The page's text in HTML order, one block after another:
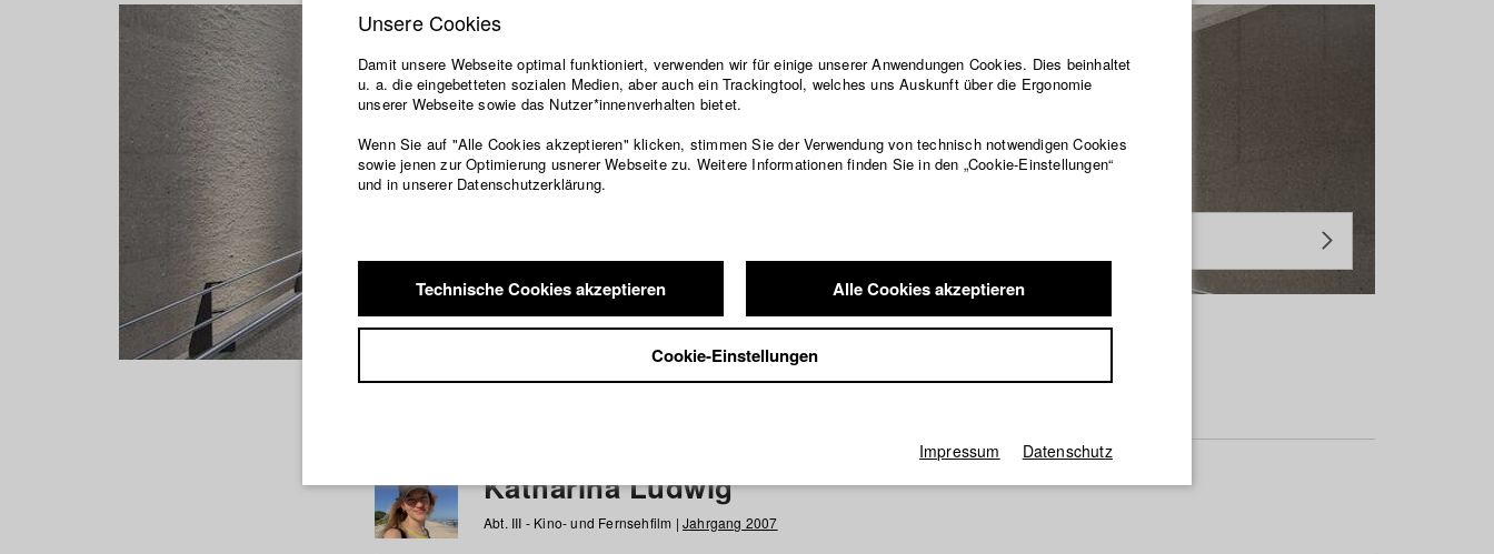
Studierende / Alumni
a b c d e f g h i j k l m n o p q r s t u v w x y z Alle
Katharina Ludwig
Abt. III - Kino- und Fernsehfilm | Jahrgang 2007
Unsere Cookies
Damit unsere Webseite optimal funktioniert, verwenden wir für einige unserer Anwendungen Cookies. Dies beinhaltet
u. a. die eingebetteten sozialen Medien, aber auch ein Trackingtool, welches uns Auskunft über die Ergonomie
unserer Webseite sowie das Nutzer*innenverhalten bietet.
Wenn Sie auf "Alle Cookies akzeptieren" klicken, stimmen Sie der Verwendung von technisch notwendigen Cookies
sowie jenen zur Optimierung usnerer Webseite zu. Weitere Informationen finden Sie in den „Cookie-Einstellungen“
und in unserer Datenschutzerklärung.
Technische Cookies akzeptieren Alle Cookies akzeptieren
Cookie-Einstellungen
Impressum Datenschutz